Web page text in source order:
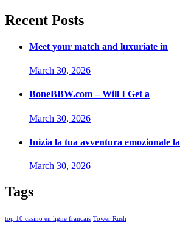
Recent Posts
Meet your match and luxuriate in
March 30, 2026
BoneBBW.com – Will I Get a
March 30, 2026
Inizia la tua avventura emozionale la
March 30, 2026
Tags
top 10 casino en ligne francais Tower Rush